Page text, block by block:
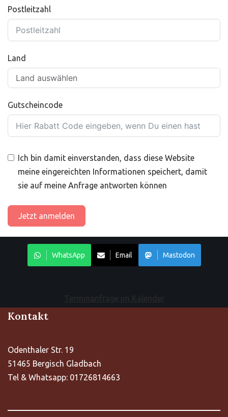
Postleitzahl
Land
Gutscheincode
Ich bin damit einverstanden, dass diese Website
meine eingereichten Informationen speichert, damit
sie auf meine Anfrage antworten können
Jetzt anmelden
WhatsApp Email Mastodon
Terminanfrage im Kalender
Kontakt
Odenthaler Str. 19
51465 Bergisch Gladbach
Tel & Whatsapp: 01726814663